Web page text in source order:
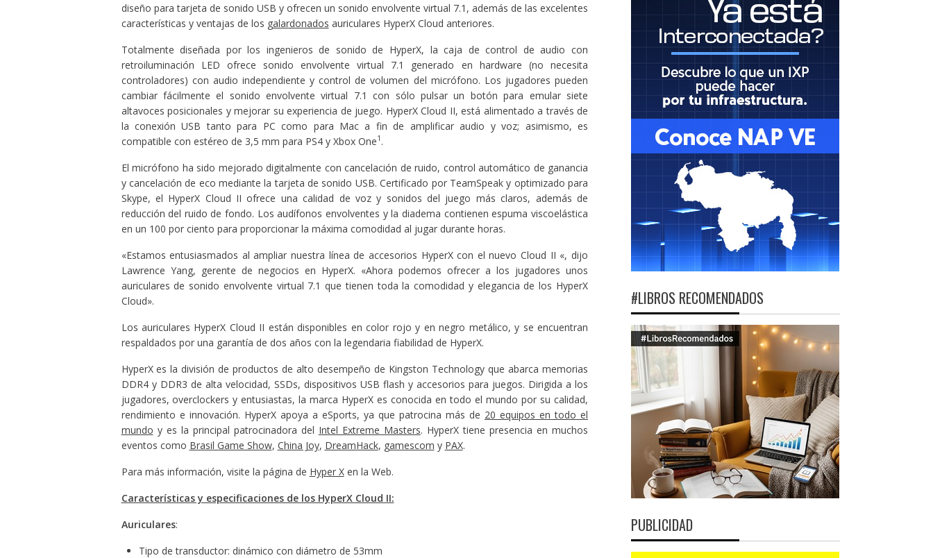
diseño para tarjeta de sonido USB y ofrecen un sonido envolvente virtual 7.1, además de las excelentes
características y ventajas de los galardonados auriculares HyperX Cloud anteriores.
Totalmente diseñada por los ingenieros de sonido de HyperX, la caja de control de audio con
retroiluminación LED ofrece sonido envolvente virtual 7.1 generado en hardware (no necesita
controladores) con audio independiente y control de volumen del micrófono. Los jugadores pueden
cambiar fácilmente el sonido envolvente virtual 7.1 con sólo pulsar un botón para emular siete
altavoces posicionales y mejorar su experiencia de juego. HyperX Cloud II, está alimentado a través de
la conexión USB tanto para PC como para Mac a fin de amplificar audio y voz; asimismo, es
compatible con estéreo de 3,5 mm para PS4 y Xbox One1 .
El micrófono ha sido mejorado digitalmente con cancelación de ruido, control automático de ganancia
y cancelación de eco mediante la tarjeta de sonido USB. Certificado por TeamSpeak y optimizado para
Skype, el HyperX Cloud II ofrece una calidad de voz y sonidos del juego más claros, además de
reducción del ruido de fondo. Los audífonos envolventes y la diadema contienen espuma viscoelástica
en un 100 por ciento para proporcionar la máxima comodidad al jugar durante horas.
«Estamos entusiasmados al ampliar nuestra línea de accesorios HyperX con el nuevo Cloud II «, dijo
Lawrence Yang, gerente de negocios en HyperX. «Ahora podemos ofrecer a los jugadores unos
auriculares de sonido envolvente virtual 7.1 que tienen toda la comodidad y elegancia de los HyperX
Cloud».
Los auriculares HyperX Cloud II están disponibles en color rojo y en negro metálico, y se encuentran
respaldados por una garantía de dos años con la legendaria fiabilidad de HyperX.
HyperX es la división de productos de alto desempeño de Kingston Technology que abarca memorias
DDR4 y DDR3 de alta velocidad, SSDs, dispositivos USB flash y accesorios para juegos. Dirigida a los
jugadores, overclockers y entusiastas, la marca HyperX es conocida en todo el mundo por su calidad,
rendimiento e innovación. HyperX apoya a eSports, ya que patrocina más de 20 equipos en todo el
mundo y es la principal patrocinadora del Intel Extreme Masters. HyperX tiene presencia en muchos
eventos como Brasil Game Show, China Joy, DreamHack, gamescom y PAX.
Para más información, visite la página de Hyper Xen la Web.
Características y especificaciones de los HyperX Cloud II:
Auriculares:
Tipo de transductor: dinámico con diámetro de 53mm
#LIBROS RECOMENDADOS
PUBLICIDAD